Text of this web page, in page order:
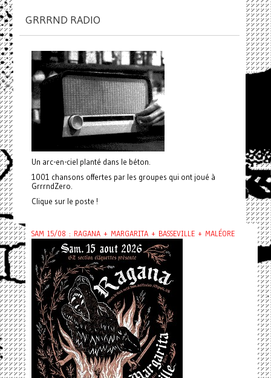
GRRRND RADIO
Un arc-en-ciel planté dans le béton.
1001 chansons offertes par les groupes qui ont joué à
GrrrndZero.
Clique sur le poste !
SAM 15/08 : RAGANA + MARGARITA + BASSEVILLE + MALÉORE